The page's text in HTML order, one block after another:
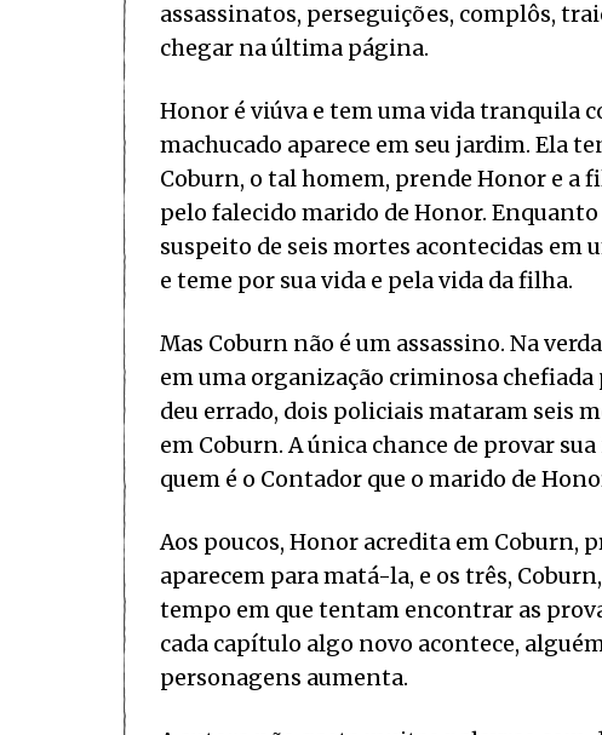
assassinatos, perseguições, complôs,
chegar na última página.
Honor é viúva e tem uma vida tranquila
machucado aparece em seu jardim. Ela
Coburn, o tal homem, prende Honor e a
pelo falecido marido de Honor.
suspeito de seis mortes acontecidas em
e teme por sua vida e pela vida da filha.
Mas Coburn não é um assassino. Na
em uma organização criminosa
deu errado, dois policiais mataram seis
em Coburn. A única chance de provar
quem é o Contador que o marido de
Aos poucos, Honor acredita em Coburn,
aparecem para matá-la, e os três,
tempo em que tentam encontrar as
cada capítulo algo novo acontece,
personagens aumenta.